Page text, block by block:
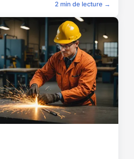
2 min de lecture →